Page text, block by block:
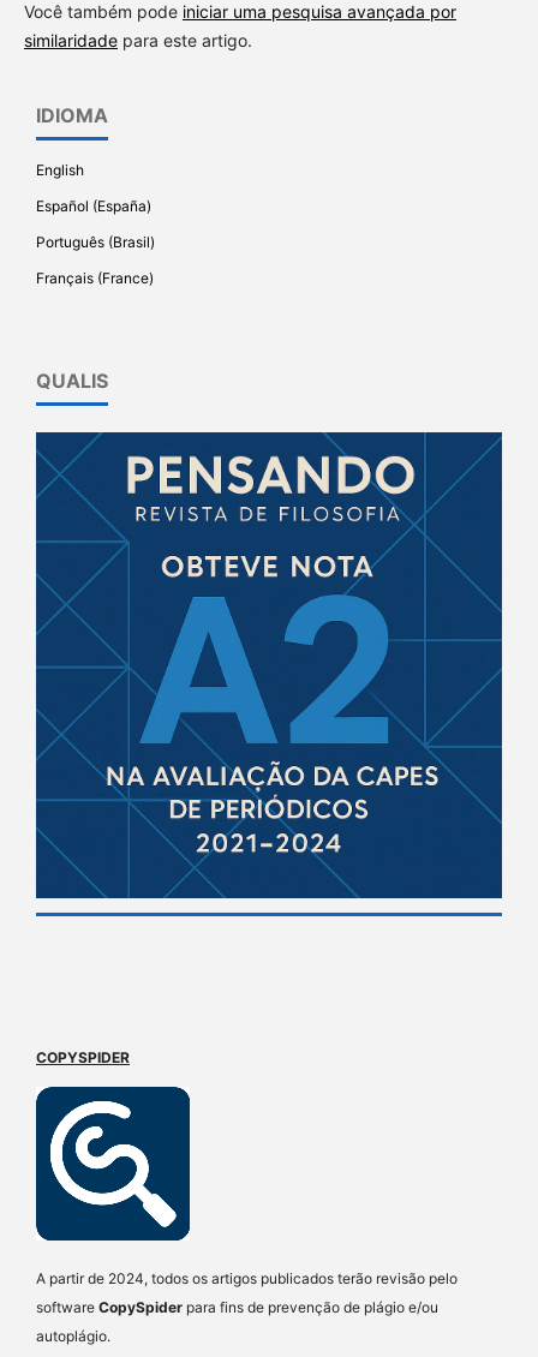
Você também pode iniciar uma pesquisa avançada por
similaridadepara este artigo.
IDIOMA
English
Español (España)
Português (Brasil)
Français (France)
QUALIS
COPYSPIDER
A partir de 2024, todos os artigos publicados terão revisão pelo
software CopySpider para fins de prevenção de plágio e/ou
autoplágio.